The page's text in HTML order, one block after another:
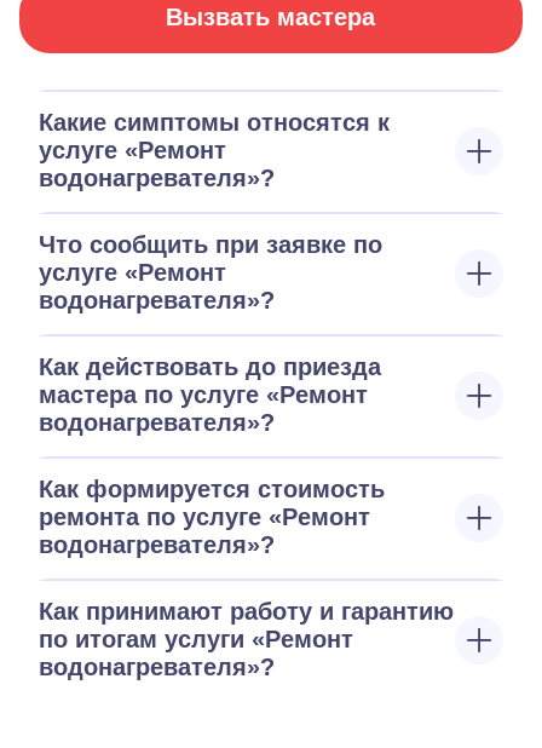
Вызвать мастера
Какие симптомы относятся к
услуге «Ремонт
водонагревателя»?
Что сообщить при заявке по
услуге «Ремонт
водонагревателя»?
Как действовать до приезда
мастера по услуге «Ремонт
водонагревателя»?
Как формируется стоимость
ремонта по услуге «Ремонт
водонагревателя»?
Как принимают работу и гарантию
по итогам услуги «Ремонт
водонагревателя»?